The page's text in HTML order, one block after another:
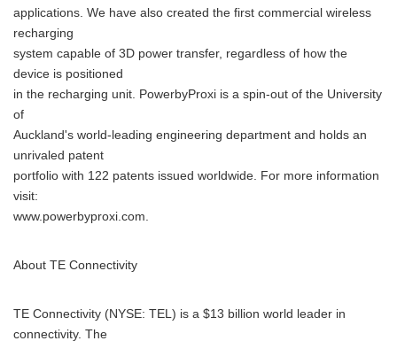
applications. We have also created the first commercial wireless
recharging
system capable of 3D power transfer, regardless of how the
device is positioned
in the recharging unit. PowerbyProxi is a spin-out of the University
of
Auckland's world-leading engineering department and holds an
unrivaled patent
portfolio with 122 patents issued worldwide. For more information
visit:
www.powerbyproxi.com.
About TE Connectivity
TE Connectivity (NYSE: TEL) is a $13 billion world leader in
connectivity. The